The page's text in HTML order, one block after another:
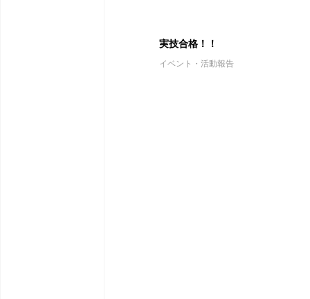
実技合格！！
イベント・活動報告